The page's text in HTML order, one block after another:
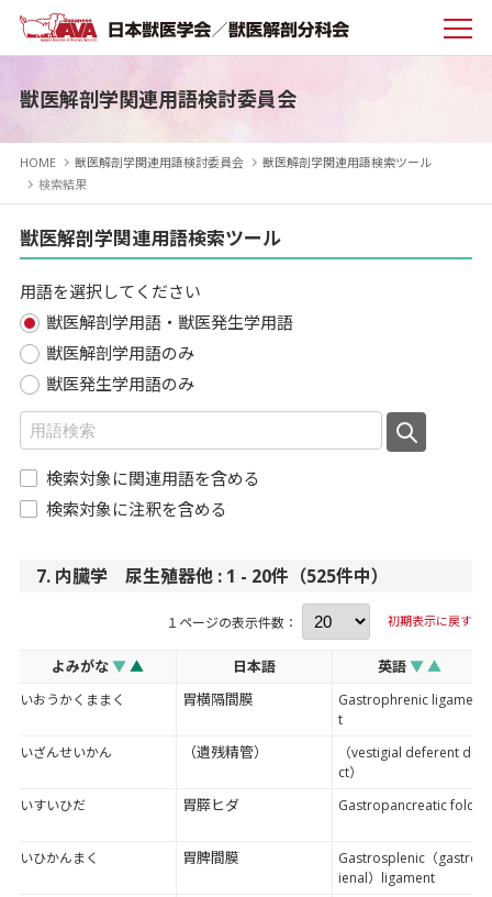
獣医解剖学関連用語検討委員会
HOME 獣医解剖学関連用語検討委員会
獣医解剖学関連用語検索ツール
検索結果
獣医解剖学関連用語検索ツール
用語を選択してください
獣医解剖学用語・獣医発生学用語
獣医解剖学用語のみ
獣医発生学用語のみ
検索対象に関連用語を含める
検索対象に注釈を含める
7. 内臓学 尿生殖器他 : 1 - 20件（525件中）
１ページの表示件数： 初期表示に戻す
よみがな▼ ▲ 日本語 英語▼ ▲
いおうかくままく 胃横隔間膜
Gastrophrenic ligamen
t
いざんせいかん
（遺残精管）
（vestigial deferent du
ct）
いすいひだ
胃膵ヒダ Gastropancreatic fold
いひかんまく 胃脾間膜
Gastrosplenic（gastrol
ienal）ligament